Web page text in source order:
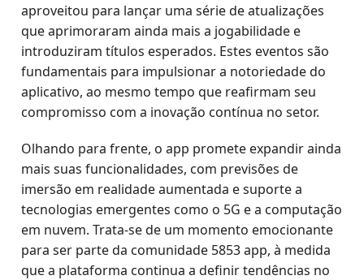
aproveitou para lançar uma série de atualizações
que aprimoraram ainda mais a jogabilidade e
introduziram títulos esperados. Estes eventos são
fundamentais para impulsionar a notoriedade do
aplicativo, ao mesmo tempo que reafirmam seu
compromisso com a inovação contínua no setor.
Olhando para frente, o app promete expandir ainda
mais suas funcionalidades, com previsões de
imersão em realidade aumentada e suporte a
tecnologias emergentes como o 5G e a computação
em nuvem. Trata-se de um momento emocionante
para ser parte da comunidade 5853 app, à medida
que a plataforma continua a definir tendências no